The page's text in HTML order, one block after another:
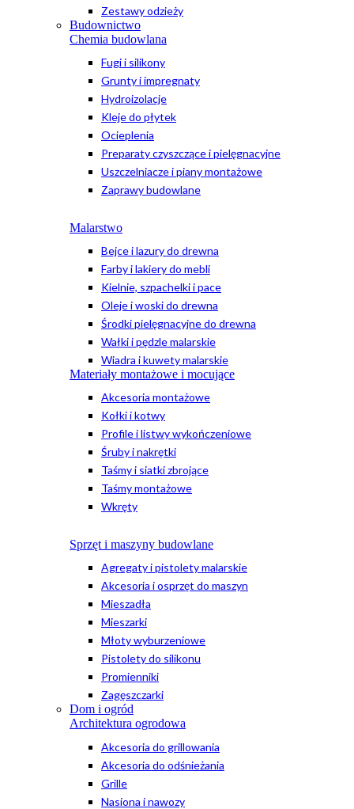
Zestawy odzieży
Budownictwo
Chemia budowlana
Fugi i silikony
Grunty i impregnaty
Hydroizolacje
Kleje do płytek
Ocieplenia
Preparaty czyszczące i pielęgnacyjne
Uszczelniacze i piany montażowe
Zaprawy budowlane
Malarstwo
Bejce i lazury do drewna
Farby i lakiery do mebli
Kielnie, szpachelki i pace
Oleje i woski do drewna
Środki pielęgnacyjne do drewna
Wałki i pędzle malarskie
Wiadra i kuwety malarskie
Materiały montażowe i mocujące
Akcesoria montażowe
Kołki i kotwy
Profile i listwy wykończeniowe
Śruby i nakrętki
Taśmy i siatki zbrojące
Taśmy montażowe
Wkręty
Sprzęt i maszyny budowlane
Agregaty i pistolety malarskie
Akcesoria i osprzęt do maszyn
Mieszadła
Mieszarki
Młoty wyburzeniowe
Pistolety do silikonu
Promienniki
Zagęszczarki
Dom i ogród
Architektura ogrodowa
Akcesoria do grillowania
Akcesoria do odśnieżania
Grille
Nasiona i nawozy